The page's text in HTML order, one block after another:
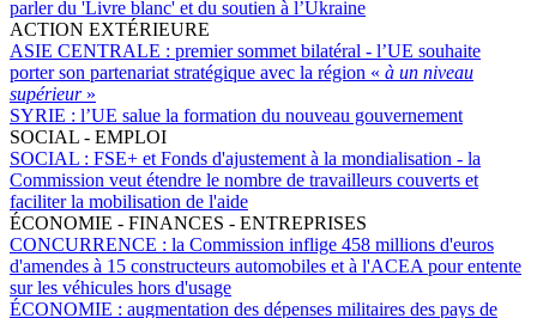
parler du 'Livre blanc' et du soutien à l’Ukraine
ACTION EXTÉRIEURE
ASIE CENTRALE : premier sommet bilatéral - l’UE souhaite
porter son partenariat stratégique avec la région « à un niveau
supérieur»
SYRIE : l’UE salue la formation du nouveau gouvernement
SOCIAL - EMPLOI
SOCIAL : FSE+ et Fonds d'ajustement à la mondialisation - la
Commission veut étendre le nombre de travailleurs couverts et
faciliter la mobilisation de l'aide
ÉCONOMIE - FINANCES - ENTREPRISES
CONCURRENCE : la Commission inflige 458 millions d'euros
d'amendes à 15 constructeurs automobiles et à l'ACEA pour entente
sur les véhicules hors d'usage
ÉCONOMIE : augmentation des dépenses militaires des pays de